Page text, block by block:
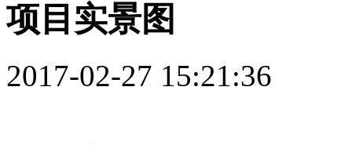
项目实景图
2017-02-27 15:21:36